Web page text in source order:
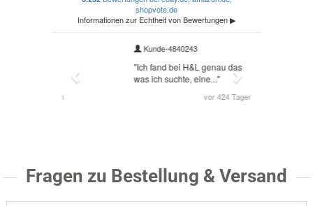
Fragen zu Bestellung & Versand